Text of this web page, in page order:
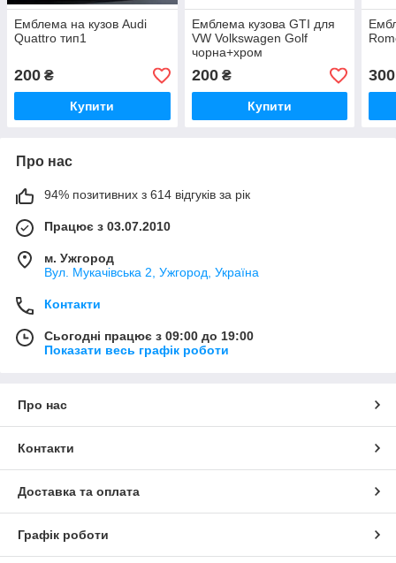
Емблема на кузов Audi
Quattro тип1
200 ₴
Купити
Емблема кузова GTI для
VW Volkswagen Golf
чорна+хром
200₴
Купити
300
Про нас
94% позитивних з 614 відгуків за рік
Працює з 03.07.2010
м. Ужгород
Вул. Мукачівська 2, Ужгород, Україна
Контакти
Сьогодні працює з 09:00 до 19:00
Показати весь графік роботи
Про нас
Контакти
Доставка та оплата
Графік роботи